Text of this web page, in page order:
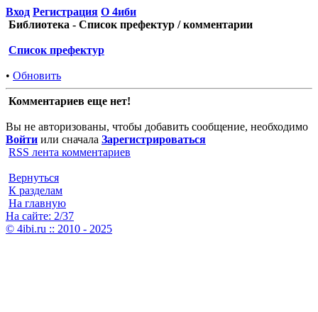
Вход Регистрация О 4иби
Библиотека - Список префектур / комментарии
Список префектур
• Обновить
Комментариев еще нет!
Вы не авторизованы, чтобы добавить сообщение, необходимо
Войти или сначала Зарегистрироваться
RSS лента комментариев
Вернуться
К разделам
На главную
На сайте: 2/37
© 4ibi.ru :: 2010 - 2025